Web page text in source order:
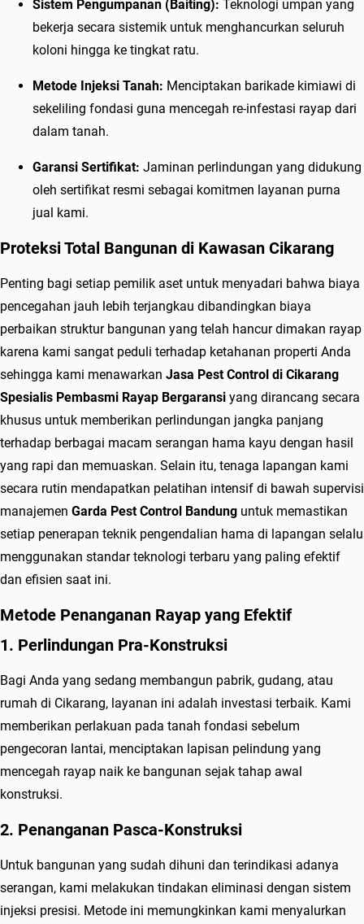
r
g
a
r
a
n
s
i
Sistem Pengumpanan (Baiting): Teknologi umpan yang
bekerja secara sistemik untuk menghancurkan seluruh
koloni hingga ke tingkat ratu.
Metode Injeksi Tanah: Menciptakan barikade kimiawi di
sekeliling fondasi guna mencegah re-infestasi rayap dari
dalam tanah.
Garansi Sertifikat: Jaminan perlindungan yang didukung
oleh sertifikat resmi sebagai komitmen layanan purna
jual kami.
Proteksi Total Bangunan di Kawasan Cikarang
Penting bagi setiap pemilik aset untuk menyadari bahwa biaya
pencegahan jauh lebih terjangkau dibandingkan biaya
perbaikan struktur bangunan yang telah hancur dimakan rayap
karena kami sangat peduli terhadap ketahanan properti Anda
sehingga kami menawarkan Jasa Pest Control di Cikarang
Spesialis Pembasmi Rayap Bergaransi yang dirancang secara
khusus untuk memberikan perlindungan jangka panjang
terhadap berbagai macam serangan hama kayu dengan hasil
yang rapi dan memuaskan. Selain itu, tenaga lapangan kami
secara rutin mendapatkan pelatihan intensif di bawah supervisi
manajemen Garda Pest Control Bandung untuk memastikan
setiap penerapan teknik pengendalian hama di lapangan selalu
menggunakan standar teknologi terbaru yang paling efektif
dan efisien saat ini.
Metode Penanganan Rayap yang Efektif
1. Perlindungan Pra-Konstruksi
Bagi Anda yang sedang membangun pabrik, gudang, atau
rumah di Cikarang, layanan ini adalah investasi terbaik. Kami
memberikan perlakuan pada tanah fondasi sebelum
pengecoran lantai, menciptakan lapisan pelindung yang
mencegah rayap naik ke bangunan sejak tahap awal
konstruksi.
2. Penanganan Pasca-Konstruksi
Untuk bangunan yang sudah dihuni dan terindikasi adanya
serangan, kami melakukan tindakan eliminasi dengan sistem
injeksi presisi. Metode ini memungkinkan kami menyalurkan